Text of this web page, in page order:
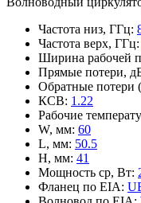
Частота низ, ГГц:
Частота верх, ГГц:
Ширина рабочей
Прямые потери,
Обратные потери
КСВ: 1.22
Рабочие
W, мм: 60
L, мм: 50.5
H, мм: 41
Мощность ср, Вт:
Фланец по EIA: